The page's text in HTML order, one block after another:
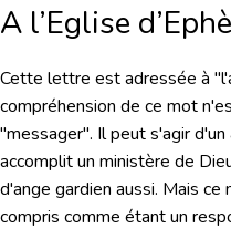
A l’Eglise
Cette lettre est adressée à
compréhension de ce mot
"messager". Il peut s'agir
accomplit un ministère de
d'ange gardien aussi. Mais
compris comme étant un